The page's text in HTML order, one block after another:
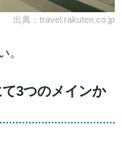
出典：travel.rakuten.co.jp
。
3つのメインか